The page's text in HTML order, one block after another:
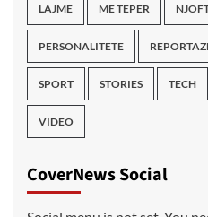
LAJME ME TEPER
PERSONALITETE
SPORT STORIES TECH
VIDEO
CoverNews Social